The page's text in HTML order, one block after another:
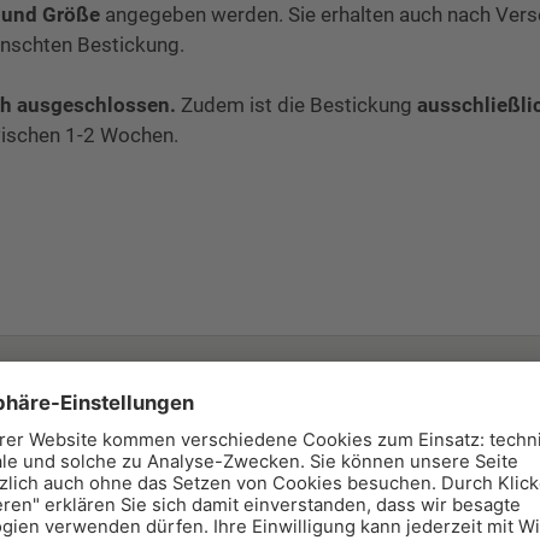
Größeangegeben werden. Sie erhalten auch nach
Bestickung.
ausgeschlossen. Zudem ist die Bestickung
1-2 Wochen.